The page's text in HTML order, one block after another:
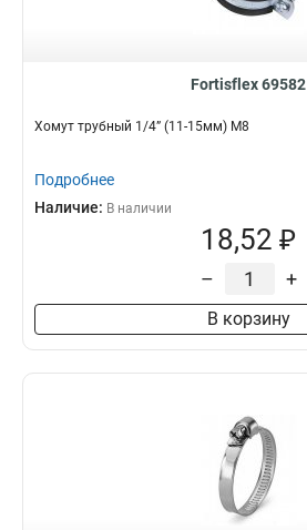
Fortisflex 69582
Хомут трубный 1/4” (11-15мм) М8
Подробнее
Наличие: В наличии
18,52 ₽
– +
В корзину